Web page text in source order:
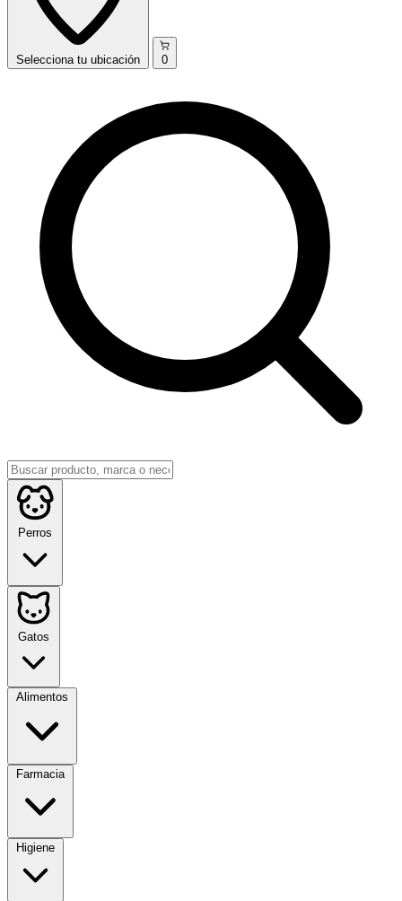
Selecciona tu ubicación 0
Perros
Gatos
Alimentos
Farmacia
Higiene